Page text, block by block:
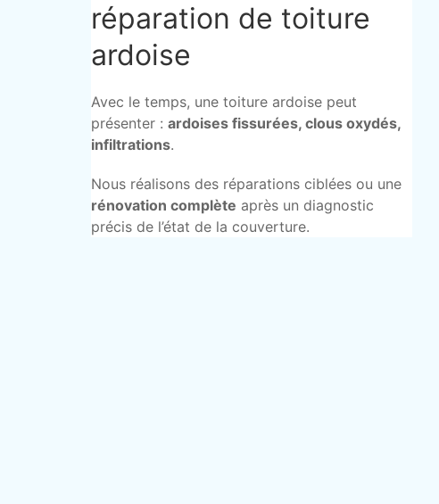
réparation de toiture
ardoise
Avec le temps, une toiture ardoise peut
présenter : ardoises fissurées, clous oxydés,
infiltrations.
Nous réalisons des réparations ciblées ou une
rénovation complète après un diagnostic
précis de l’état de la couverture.